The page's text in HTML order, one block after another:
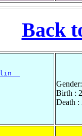
Back
Birth :
Death :